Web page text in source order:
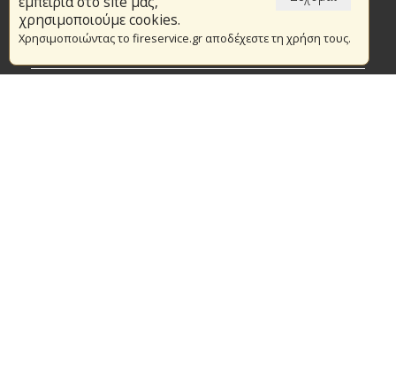
χρησιμοποιούμε cookies.
Χρησιμοποιώντας το fireservice.gr αποδέχεστε τη χρήση τους.
Το Πυροσβεστικό Σώμα